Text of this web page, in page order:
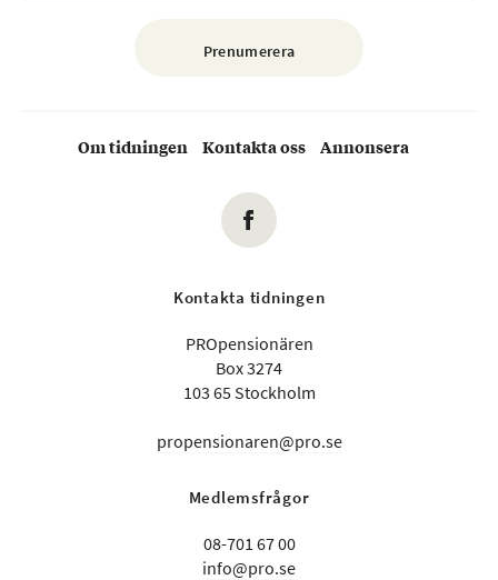
Om tidningen Kontakta oss Annonsera
Kontakta tidningen
PROpensionären
Box 3274
103 65 Stockholm
propensionaren@pro.se
Medlemsfrågor
08-701 67 00
info@pro.se